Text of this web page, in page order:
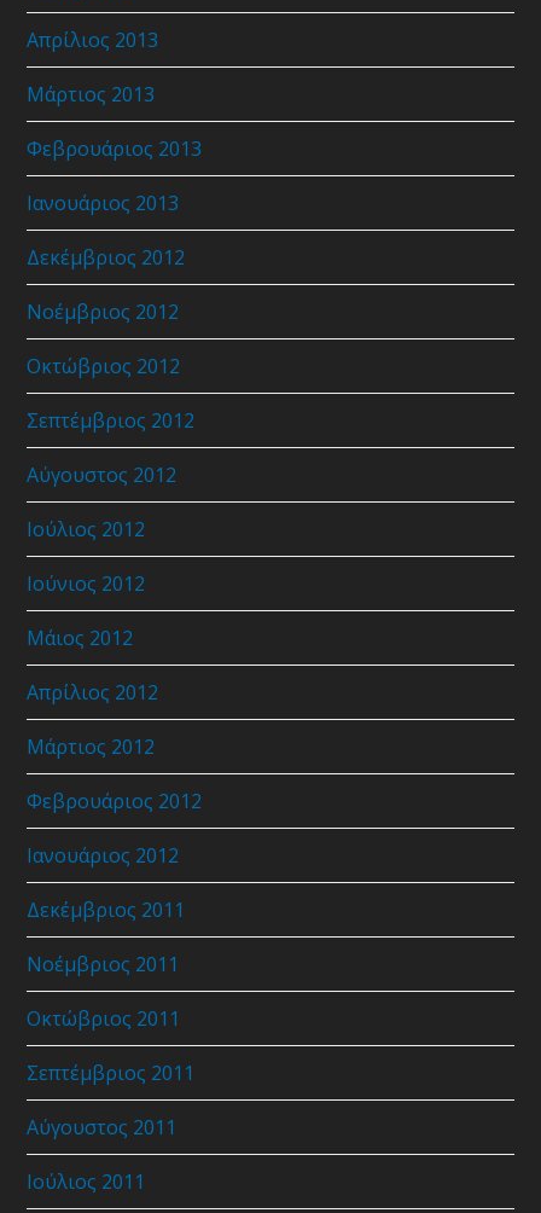
Απρίλιος 2013
Μάρτιος 2013
Φεβρουάριος 2013
Ιανουάριος 2013
Δεκέμβριος 2012
Νοέμβριος 2012
Οκτώβριος 2012
Σεπτέμβριος 2012
Αύγουστος 2012
Ιούλιος 2012
Ιούνιος 2012
Μάιος 2012
Απρίλιος 2012
Μάρτιος 2012
Φεβρουάριος 2012
Ιανουάριος 2012
Δεκέμβριος 2011
Νοέμβριος 2011
Οκτώβριος 2011
Σεπτέμβριος 2011
Αύγουστος 2011
Ιούλιος 2011